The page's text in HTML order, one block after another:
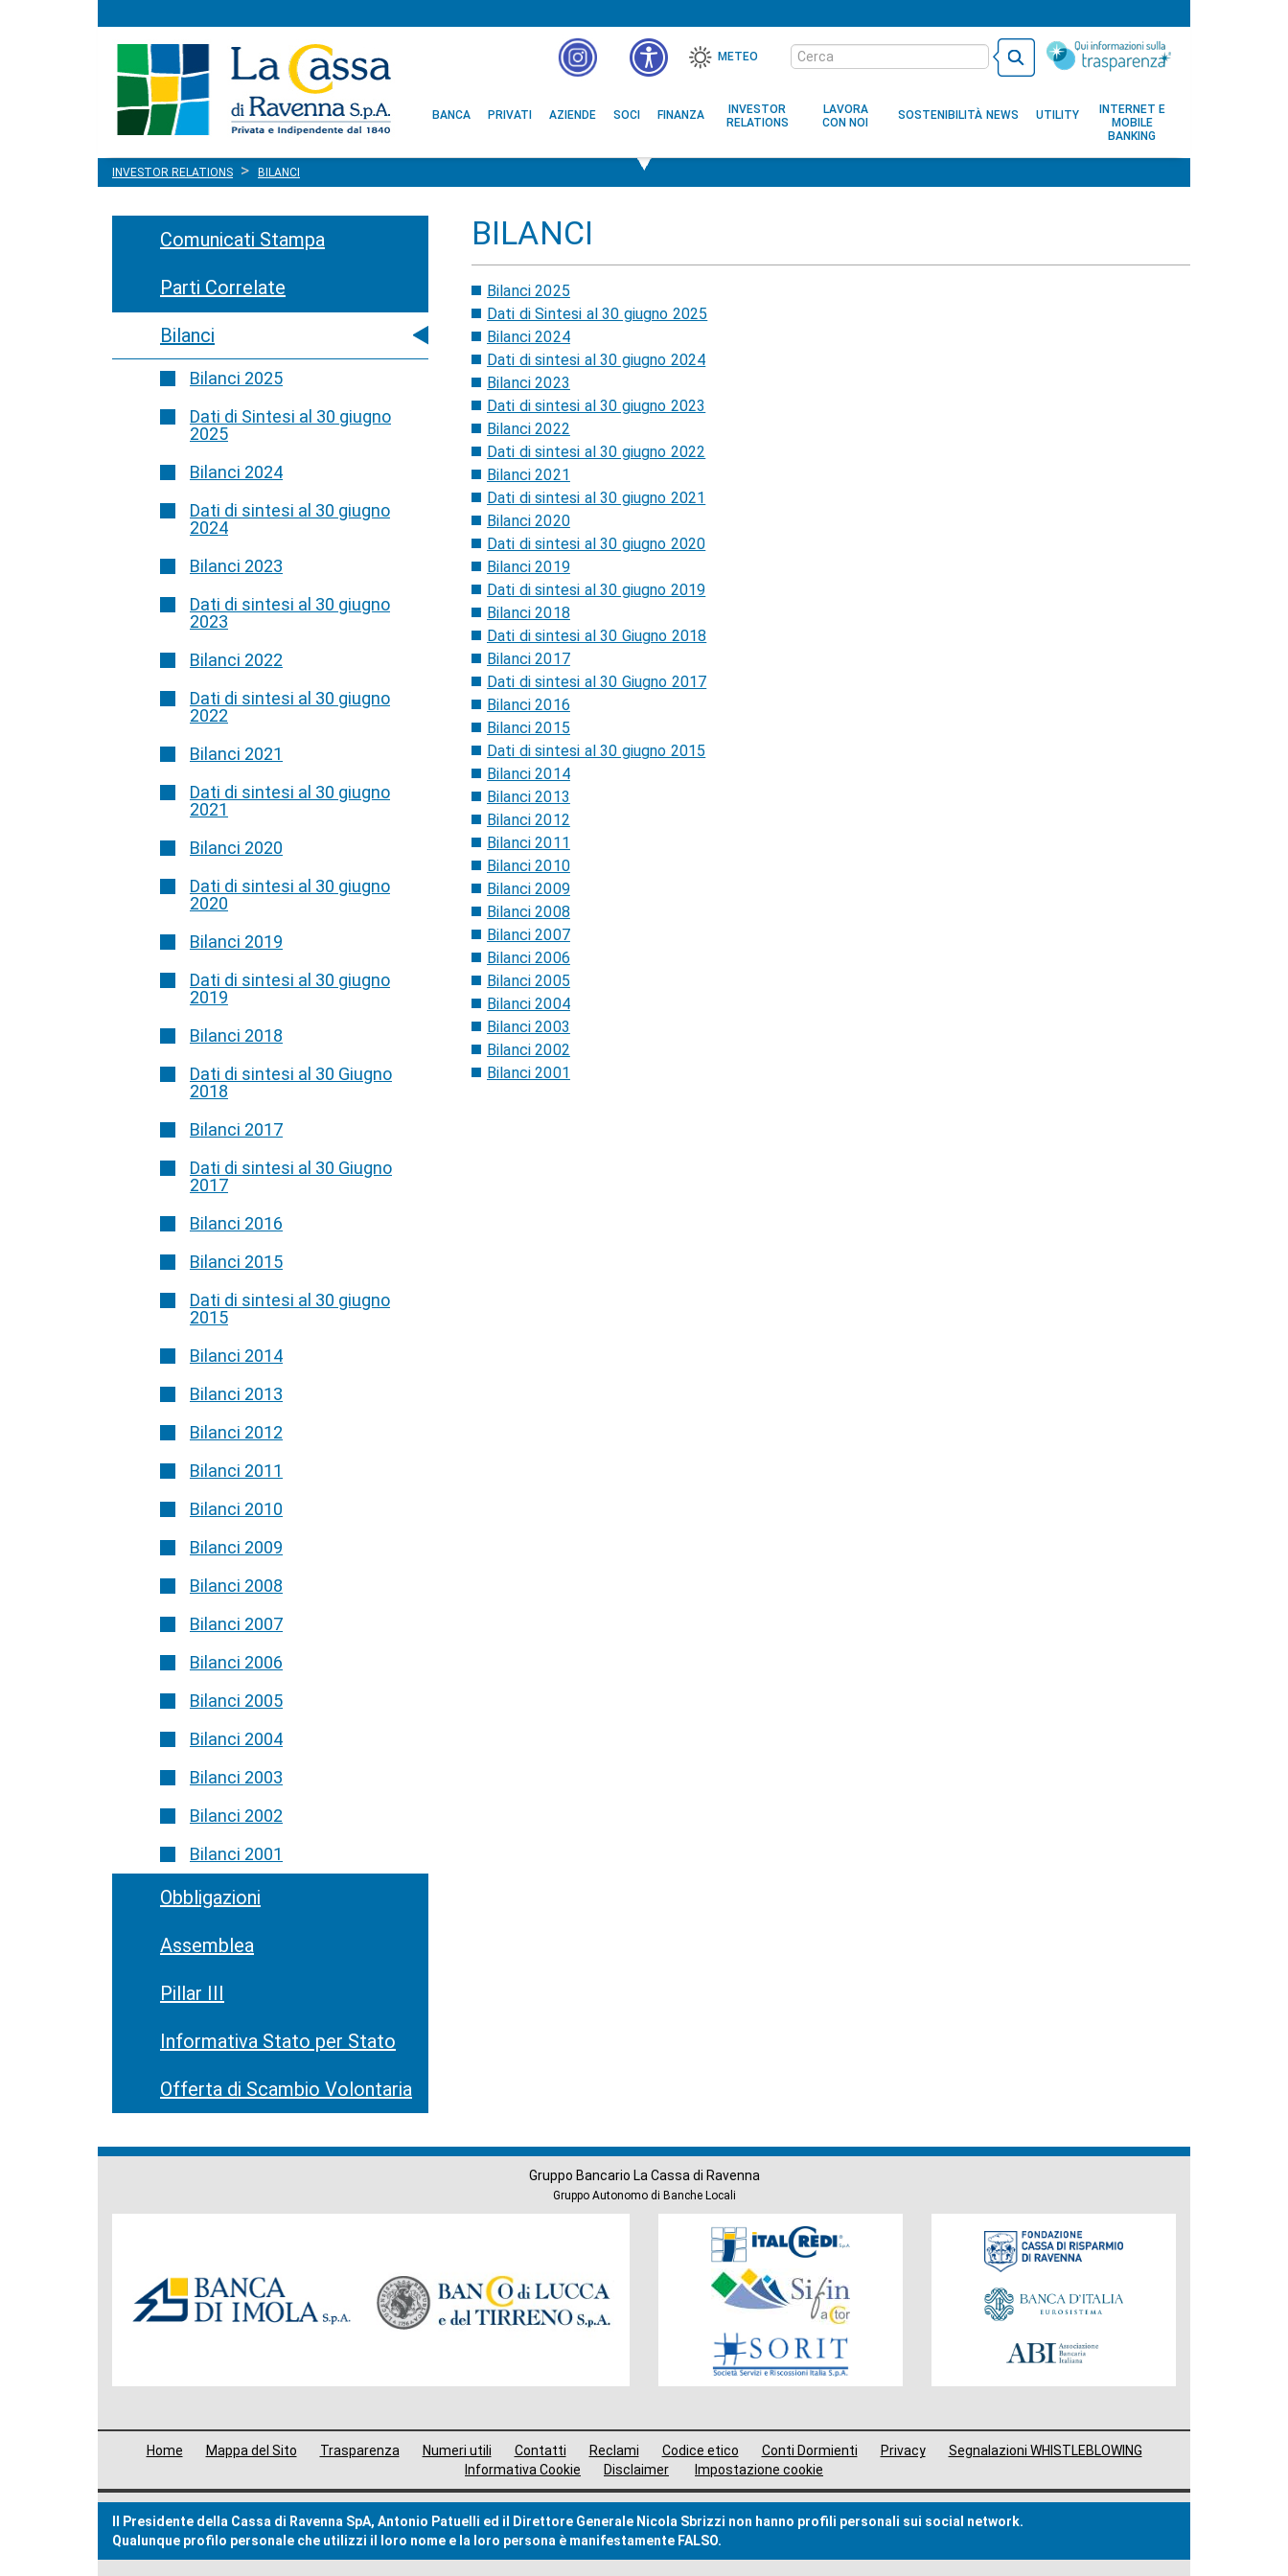
METEO
Cerca
nel
sito
Menu
principale
BANCA PRIVATI AZIENDE SOCI FINANZA
INVESTOR
RELATIONS
LAVORA
CON NOI
SOSTENIBILITÀ NEWS UTILITY
INTERNET E
MOBILE
BANKING
INVESTOR RELATIONS BILANCI
Comunicati Stampa
Parti Correlate
Bilanci
Bilanci 2025
Dati di Sintesi al 30 giugno
2025
Bilanci 2024
Dati di sintesi al 30 giugno
2024
Bilanci 2023
Dati di sintesi al 30 giugno
2023
Bilanci 2022
Dati di sintesi al 30 giugno
2022
Bilanci 2021
Dati di sintesi al 30 giugno
2021
Bilanci 2020
Dati di sintesi al 30 giugno
2020
Bilanci 2019
Dati di sintesi al 30 giugno
2019
Bilanci 2018
Dati di sintesi al 30 Giugno
2018
Bilanci 2017
Dati di sintesi al 30 Giugno
2017
Bilanci 2016
Bilanci 2015
Dati di sintesi al 30 giugno
2015
Bilanci 2014
Bilanci 2013
Bilanci 2012
Bilanci 2011
Bilanci 2010
Bilanci 2009
Bilanci 2008
Bilanci 2007
Bilanci 2006
Bilanci 2005
Bilanci 2004
Bilanci 2003
Bilanci 2002
Bilanci 2001
Obbligazioni
Assemblea
Pillar III
Informativa Stato per Stato
Offerta di Scambio Volontaria
BILANCI
Bilanci 2025
Dati di Sintesi al 30 giugno 2025
Bilanci 2024
Dati di sintesi al 30 giugno 2024
Bilanci 2023
Dati di sintesi al 30 giugno 2023
Bilanci 2022
Dati di sintesi al 30 giugno 2022
Bilanci 2021
Dati di sintesi al 30 giugno 2021
Bilanci 2020
Dati di sintesi al 30 giugno 2020
Bilanci 2019
Dati di sintesi al 30 giugno 2019
Bilanci 2018
Dati di sintesi al 30 Giugno 2018
Bilanci 2017
Dati di sintesi al 30 Giugno 2017
Bilanci 2016
Bilanci 2015
Dati di sintesi al 30 giugno 2015
Bilanci 2014
Bilanci 2013
Bilanci 2012
Bilanci 2011
Bilanci 2010
Bilanci 2009
Bilanci 2008
Bilanci 2007
Bilanci 2006
Bilanci 2005
Bilanci 2004
Bilanci 2003
Bilanci 2002
Bilanci 2001
Gruppo Bancario La Cassa di Ravenna
Gruppo Autonomo di Banche Locali
Gruppo
Società
Gruppo
Fondazione
Menù
navigazione
footer
Home Mappa del Sito Trasparenza Numeri utili Contatti Reclami Codice etico Conti Dormienti Privacy
Segnalazioni WHISTLEBLOWING
Informativa Cookie
Disclaimer Impostazione cookie
Il Presidente della Cassa di Ravenna SpA, Antonio Patuelli ed il Direttore Generale Nicola Sbrizzi non hanno profili personali sui social network.
Qualunque profilo personale che utilizzi il loro nome e la loro persona è manifestamente FALSO.